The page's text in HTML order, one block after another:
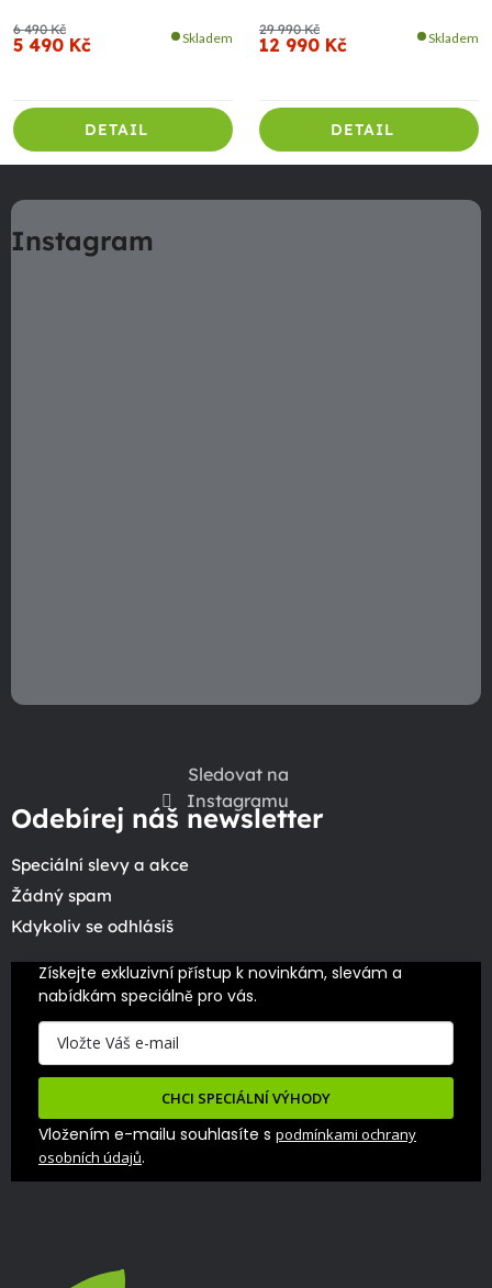
6 490 Kč
5 490 Kč Skladem
DETAIL
29 990 Kč
12 990 Kč Skladem
DETAIL
á
pInstagram
Sledovat na
Instagramu
Odebírej náš newsletter
Speciální slevy a akce
Žádný spam
Kdykoliv se odhlásíš
Získejte exkluzivní přístup k novinkám, slevám a
nabídkám speciálně pro vás.
CHCI SPECIÁLNÍ VÝHODY
Vložením e-mailu souhlasíte s podmínkami ochrany
osobních údajů.